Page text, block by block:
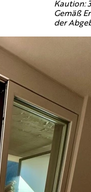
Kaution:
Gemäß
der